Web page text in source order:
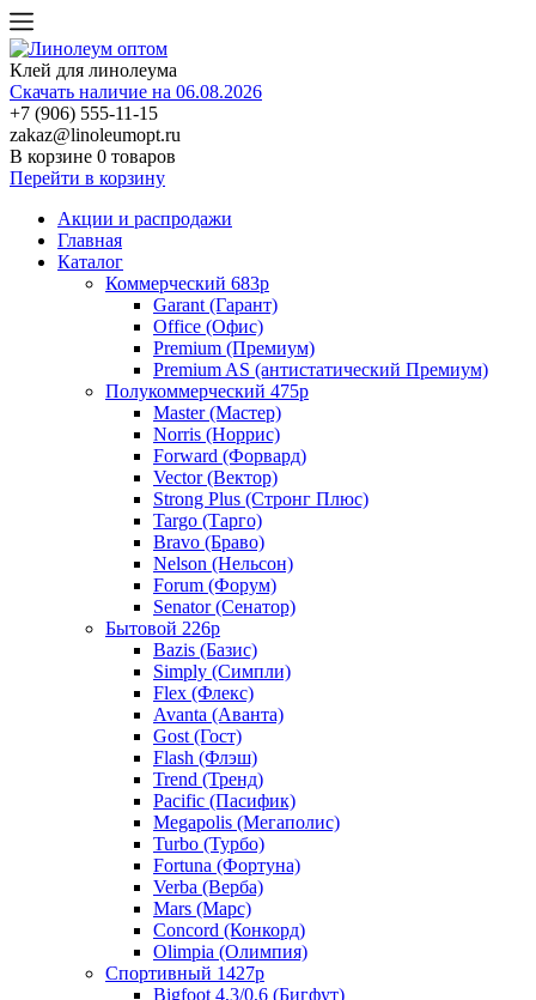
Клей для линолеума
Скачать наличие на 06.08.2026
+7 (906) 555-11-15
zakaz@linoleumopt.ru
В корзине 0 товаров
Перейти в корзину
Акции и распродажи
Главная
Каталог
Коммерческий 683р
Garant (Гарант)
Office (Офис)
Premium (Премиум)
Premium AS (антистатический Премиум)
Полукоммерческий 475р
Master (Мастер)
Norris (Норрис)
Forward (Форвард)
Vector (Вектор)
Strong Plus (Стронг Плюс)
Targo (Тарго)
Bravo (Браво)
Nelson (Нельсон)
Forum (Форум)
Senator (Сенатор)
Бытовой 226р
Bazis (Базис)
Simply (Симпли)
Flex (Флекс)
Avanta (Аванта)
Gost (Гост)
Flash (Флэш)
Trend (Тренд)
Pacific (Пасифик)
Megapolis (Мегаполис)
Turbo (Турбо)
Fortuna (Фортуна)
Verba (Верба)
Mars (Марс)
Concord (Конкорд)
Olimpia (Олимпия)
Спортивный 1427р
Bigfoot 4,3/0,6 (Бигфут)